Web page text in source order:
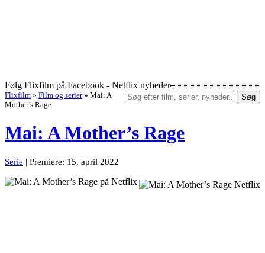
Følg Flixfilm på Facebook - Netflix nyheder
Søg
Flixfilm » Film og serier » Mai: A
Mother’s Rage
Mai: A Mother’s Rage
Serie | Premiere: 15. april 2022